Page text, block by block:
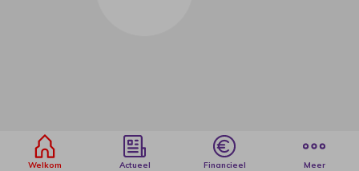
Welkom Actueel Financieel Meer